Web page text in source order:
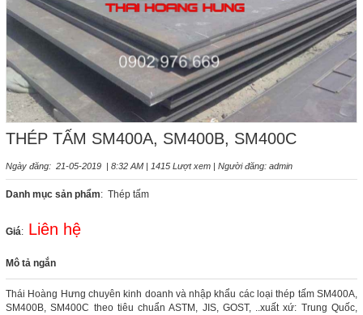
THÉP TẤM SM400A, SM400B, SM400C
Ngày đăng: 21-05-2019 | 8:32 AM | 1415 Lượt xem | Người đăng: admin
Danh mục sản phẩm: Thép tấm
Giá: Liên hệ
Mô tả ngắn
Thái Hoàng Hưng chuyên kinh doanh và nhập khẩu các loại thép tấm SM400A,
SM400B, SM400C theo tiêu chuẩn ASTM, JIS, GOST, ..xuất xứ: Trung Quốc,